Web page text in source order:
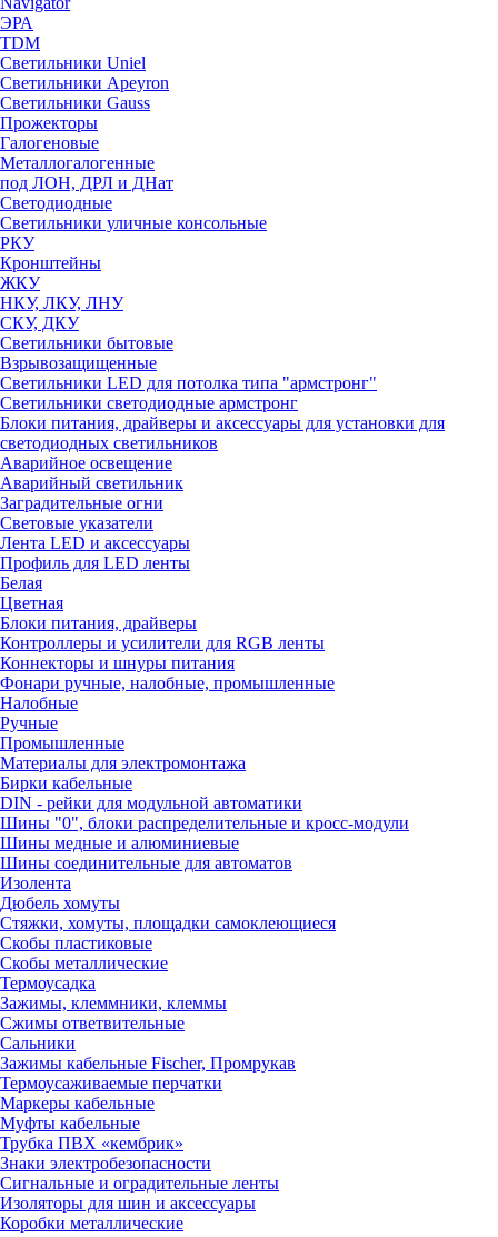
ЭРА
TDM
Светильники Uniel
Светильники Apeyron
Светильники Gauss
Прожекторы
Галогеновые
Металлогалогенные
под ЛОН, ДРЛ и ДНат
Светодиодные
Светильники уличные консольные
РКУ
Кронштейны
ЖКУ
НКУ, ЛКУ, ЛНУ
СКУ, ДКУ
Светильники бытовые
Взрывозащищенные
Светильники LED для потолка типа "армстронг"
Светильники светодиодные армстронг
Блоки питания, драйверы и аксессуары для установки для
светодиодных светильников
Аварийное освещение
Аварийный светильник
Заградительные огни
Световые указатели
Лента LED и аксессуары
Профиль для LED ленты
Белая
Цветная
Блоки питания, драйверы
Контроллеры и усилители для RGB ленты
Коннекторы и шнуры питания
Фонари ручные, налобные, промышленные
Налобные
Ручные
Промышленные
Материалы для электромонтажа
Бирки кабельные
DIN - рейки для модульной автоматики
Шины "0", блоки распределительные и кросс-модули
Шины медные и алюминиевые
Шины соединительные для автоматов
Изолента
Дюбель хомуты
Стяжки, хомуты, площадки самоклеющиеся
Скобы пластиковые
Скобы металлические
Термоусадка
Зажимы, клеммники, клеммы
Сжимы ответвительные
Сальники
Зажимы кабельные Fischer, Промрукав
Термоусаживаемые перчатки
Маркеры кабельные
Муфты кабельные
Трубка ПВХ «кембрик»
Знаки электробезопасности
Сигнальные и оградительные ленты
Изоляторы для шин и аксессуары
Коробки металлические